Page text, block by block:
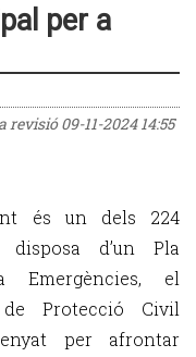
per a
revisió09-11-2024 14:55
és un dels 224
d’un Pla
Emergències, el
de Protecció Civil
per afrontar